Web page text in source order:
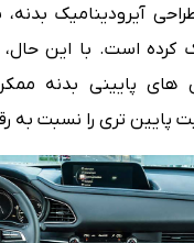
و طراحی آیرودینامیک
است. با این حال،
های پایینی بدنه
تری را نسبت به